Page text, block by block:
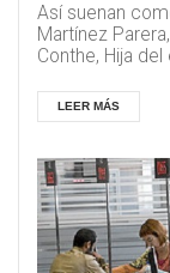
Así suenan
Martínez
Conthe, Hija
LEER MÁS